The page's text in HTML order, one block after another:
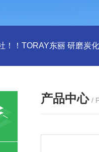
！！TORAY东丽 研磨炭
产品中心 /